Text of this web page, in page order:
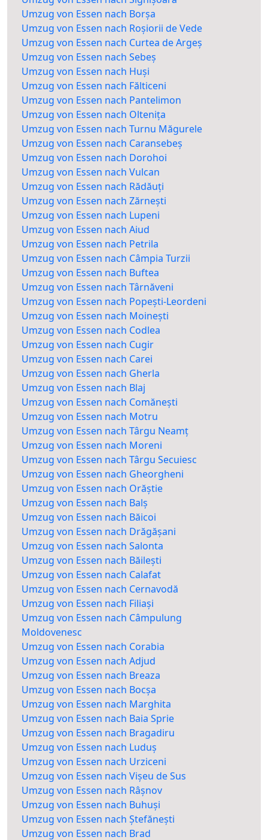
Umzug von Essen nach Borșa
Umzug von Essen nach Roșiorii de Vede
Umzug von Essen nach Curtea de Argeș
Umzug von Essen nach Sebeș
Umzug von Essen nach Huși
Umzug von Essen nach Fălticeni
Umzug von Essen nach Pantelimon
Umzug von Essen nach Oltenița
Umzug von Essen nach Turnu Măgurele
Umzug von Essen nach Caransebeș
Umzug von Essen nach Dorohoi
Umzug von Essen nach Vulcan
Umzug von Essen nach Rădăuți
Umzug von Essen nach Zărnești
Umzug von Essen nach Lupeni
Umzug von Essen nach Aiud
Umzug von Essen nach Petrila
Umzug von Essen nach Câmpia Turzii
Umzug von Essen nach Buftea
Umzug von Essen nach Târnăveni
Umzug von Essen nach Popești-Leordeni
Umzug von Essen nach Moinești
Umzug von Essen nach Codlea
Umzug von Essen nach Cugir
Umzug von Essen nach Carei
Umzug von Essen nach Gherla
Umzug von Essen nach Blaj
Umzug von Essen nach Comănești
Umzug von Essen nach Motru
Umzug von Essen nach Târgu Neamț
Umzug von Essen nach Moreni
Umzug von Essen nach Târgu Secuiesc
Umzug von Essen nach Gheorgheni
Umzug von Essen nach Orăștie
Umzug von Essen nach Balș
Umzug von Essen nach Băicoi
Umzug von Essen nach Drăgășani
Umzug von Essen nach Salonta
Umzug von Essen nach Băilești
Umzug von Essen nach Calafat
Umzug von Essen nach Cernavodă
Umzug von Essen nach Filiași
Umzug von Essen nach Câmpulung
Moldovenesc
Umzug von Essen nach Corabia
Umzug von Essen nach Adjud
Umzug von Essen nach Breaza
Umzug von Essen nach Bocșa
Umzug von Essen nach Marghita
Umzug von Essen nach Baia Sprie
Umzug von Essen nach Bragadiru
Umzug von Essen nach Luduș
Umzug von Essen nach Urziceni
Umzug von Essen nach Vișeu de Sus
Umzug von Essen nach Râșnov
Umzug von Essen nach Buhuși
Umzug von Essen nach Ștefănești
Umzug von Essen nach Brad